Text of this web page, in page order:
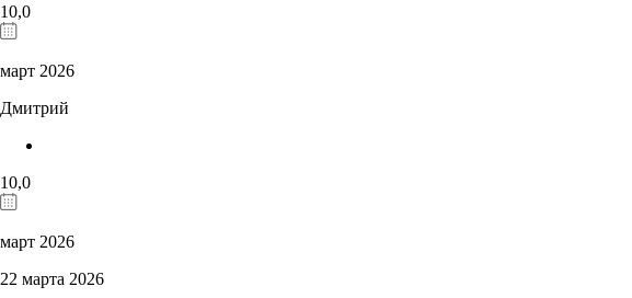
10,0
март 2026
Дмитрий
10,0
март 2026
22 марта 2026